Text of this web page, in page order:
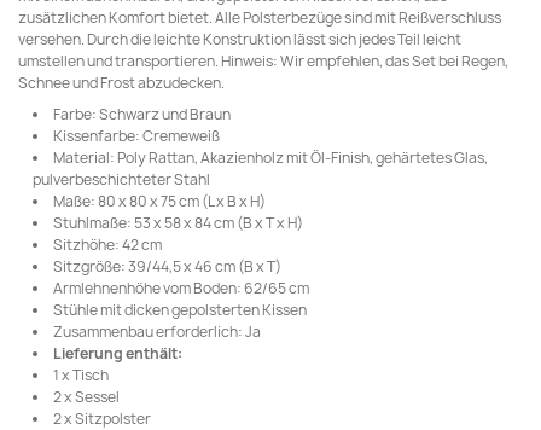
zusätzlichen Komfort bietet. Alle Polsterbezüge sind mit Reißverschluss
versehen. Durch die leichte Konstruktion lässt sich jedes Teil leicht
umstellen und transportieren. Hinweis: Wir empfehlen, das Set bei Regen,
Schnee und Frost abzudecken.
Farbe: Schwarz und Braun
Kissenfarbe: Cremeweiß
Material: Poly Rattan, Akazienholz mit Öl-Finish, gehärtetes Glas,
pulverbeschichteter Stahl
Maße: 80 x 80 x 75 cm (L x B x H)
Stuhlmaße: 53 x 58 x 84 cm (B x T x H)
Sitzhöhe: 42 cm
Sitzgröße: 39/44,5 x 46 cm (B x T)
Armlehnenhöhe vom Boden: 62/65 cm
Stühle mit dicken gepolsterten Kissen
Zusammenbau erforderlich: Ja
Lieferung enthält:
1 x Tisch
2 x Sessel
2 x Sitzpolster